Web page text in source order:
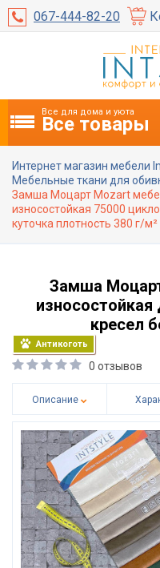
067-444-82-20
Все для дома и уюта
Все товары
Интернет магазин мебели
Мебельные ткани для
Замша Моцарт Mozart
износостойкая 75000
куточка плотность 380 г/м²
Замша
кресел
Антикоготь
0 отзывов
Описание